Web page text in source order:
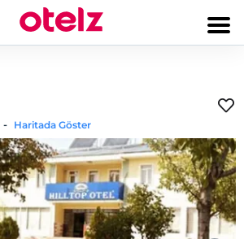
- Haritada Göster